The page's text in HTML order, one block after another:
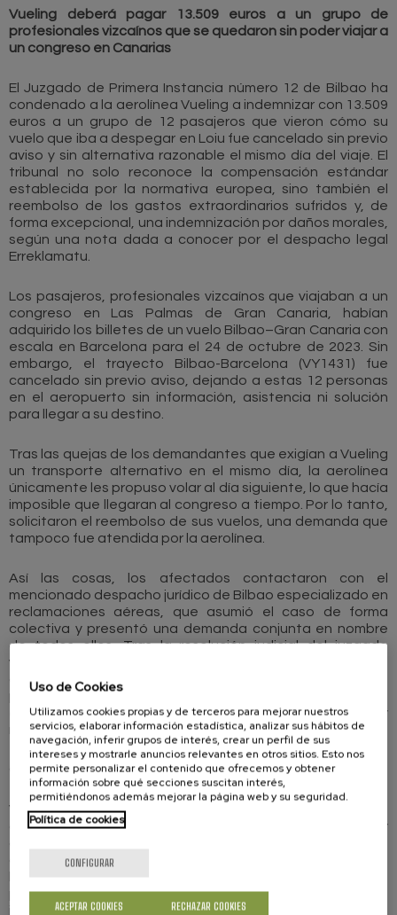
Vueling deberá pagar 13.509 euros a un grupo de
profesionales vizcaínos que se quedaron sin poder viajar a
un congreso en Canarias
El Juzgado de Primera Instancia número 12 de Bilbao ha
condenado a la aerolínea Vueling a indemnizar con 13.509
euros a un grupo de 12 pasajeros que vieron cómo su
vuelo que iba a despegar en Loiu fue cancelado sin previo
aviso y sin alternativa razonable el mismo día del viaje. El
tribunal no solo reconoce la compensación estándar
establecida por la normativa europea, sino también el
reembolso de los gastos extraordinarios sufridos y, de
forma excepcional, una indemnización por daños morales,
según una nota dada a conocer por el despacho legal
Erreklamatu.
Los pasajeros, profesionales vizcaínos que viajaban a un
congreso en Las Palmas de Gran Canaria, habían
adquirido los billetes de un vuelo Bilbao–Gran Canaria con
escala en Barcelona para el 24 de octubre de 2023. Sin
embargo, el trayecto Bilbao-Barcelona (VY1431) fue
cancelado sin previo aviso, dejando a estas 12 personas
en el aeropuerto sin información, asistencia ni solución
para llegar a su destino.
Tras las quejas de los demandantes que exigían a Vueling
un transporte alternativo en el mismo día, la aerolínea
únicamente les propuso volar al día siguiente, lo que hacía
imposible que llegaran al congreso a tiempo. Por lo tanto,
solicitaron el reembolso de sus vuelos, una demanda que
tampoco fue atendida por la aerolínea.
Así las cosas, los afectados contactaron con el
mencionado despacho jurídico de Bilbao especializado en
reclamaciones aéreas, que asumió el caso de forma
colectiva y presentó una demanda conjunta en nombre
de todos ellos. Tras la resolución judicial del juzgado
vizcaíno, la compañía deberá abonar 4.800 euros en
concepto de compensación por la cancelación (400 euros
por persona), además de 2.960 euros por gastos
extraordinarios como hoteles no disfrutados, taxis y
manutención.
Costas judiciales
Vueling deberá también pagarles 3.706,79 euros más en
concepto de reembolso de los billetes no utilizados y
de 200 euros por pasajero. Además, el juzgado condena a
la compañía al pago de los intereses legales desde la
primera reclamación extrajudicial y a asumir las costas
judiciales.
Uso de Cookies
Utilizamos cookies propias y de terceros para mejorar nuestros
servicios, elaborar información estadística, analizar sus hábitos de
navegación, inferir grupos de interés, crear un perfil de sus
intereses y mostrarle anuncios relevantes en otros sitios. Esto nos
permite personalizar el contenido que ofrecemos y obtener
información sobre qué secciones suscitan interés,
permitiéndonos además mejorar la página web y su seguridad.
Política de cookies
CONFIGURAR
RECHAZAR COOKIES
ACEPTAR COOKIES